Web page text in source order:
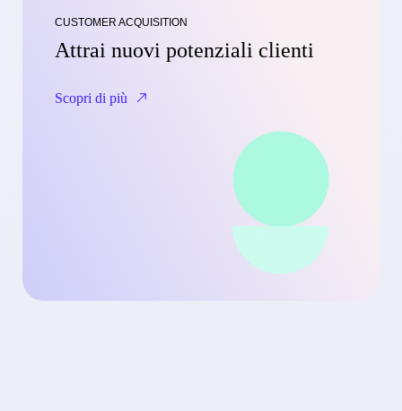
CUSTOMER ACQUISITION
Attrai nuovi potenziali clienti
Scopri di più